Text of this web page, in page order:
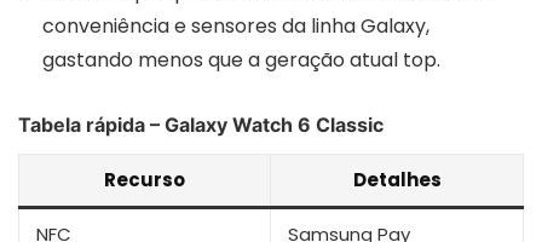
conveniência e sensores da linha Galaxy,
gastando menos que a geração atual top.
Tabela rápida – Galaxy Watch 6 Classic
Recurso Detalhes
NFC Samsung Pay